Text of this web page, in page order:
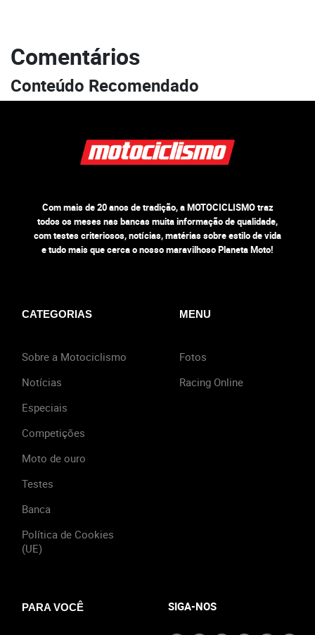
Comentários
Conteúdo Recomendado
Com mais de 20 anos de tradição, a MOTOCICLISMO traz
todos os meses nas bancas muita informação de qualidade,
com testes criteriosos, notícias, matérias sobre estilo de vida
e tudo mais que cerca o nosso maravilhoso Planeta Moto!
CATEGORIAS
Sobre a Motociclismo
Notícias
Especiais
Competições
Moto de ouro
Testes
Banca
Política de Cookies
(UE)
MENU
Fotos
Racing Online
PARA VOCÊ SIGA-NOS